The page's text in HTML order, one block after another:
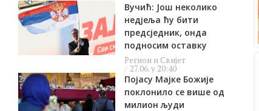
Вучић: Још неколико
недјеља ћу бити
предсједник, онда
подносим оставку
Регион и Свијет
27.06. у 20:40
Појасу Мајке Божије
поклонило се више од
милион људи